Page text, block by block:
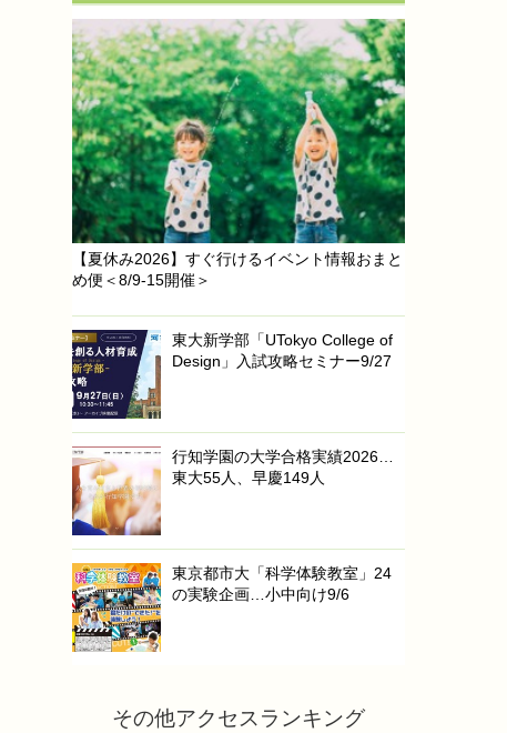
【夏休み2026】すぐ行けるイベント情報おまと
め便＜8/9-15開催＞
東大新学部「UTokyo College of
Design」入試攻略セミナー9/27
行知学園の大学合格実績2026…
東大55人、早慶149人
東京都市大「科学体験教室」24
の実験企画…小中向け9/6
その他アクセスランキング